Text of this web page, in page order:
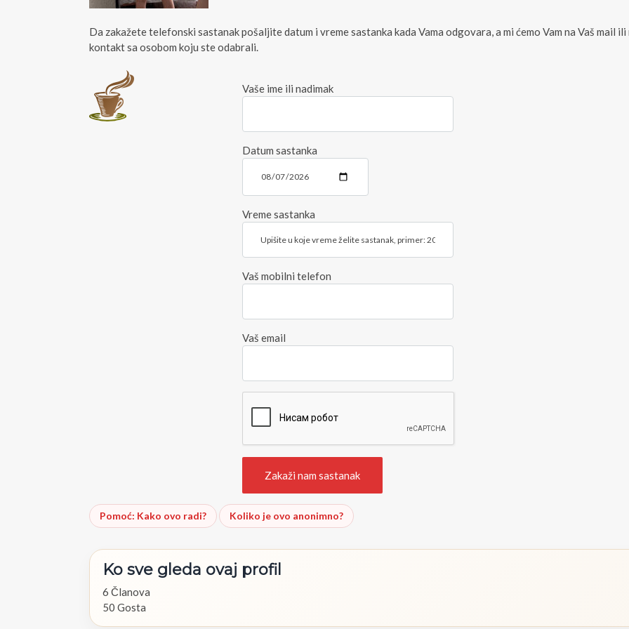
Da zakažete telefonski sastanak pošaljite datum i vreme sastanka kada Vama odgovara, a mi ćemo Vam na Vaš
kontakt sa osobom koju ste odabrali.
Vaše ime ili nadimak
Datum sastanka
Vreme sastanka
Vaš mobilni telefon
Vaš email
Pomoć: Kako ovo radi? Koliko je ovo anonimno?
Ko sve gleda ovaj profil
6 Članova
50 Gosta